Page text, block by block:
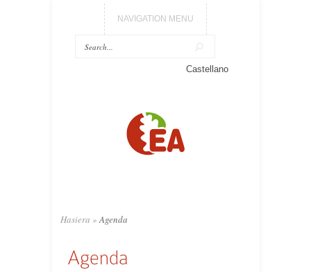
NAVIGATION MENU
Castellano
Hasiera » Agenda
Agenda